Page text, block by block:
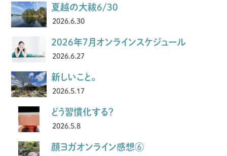
夏越の大祓6/30
2026.6.30
2026年7月オンラインスケジュール
2026.6.27
新しいこと。
2026.5.17
どう習慣化する？
2026.5.8
顔ヨガオンライン感想⑥